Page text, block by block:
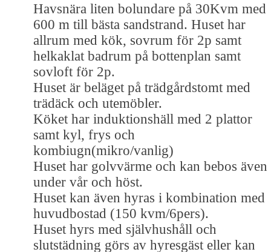
Havsnära liten bolundare på 30Kvm med
600 m till bästa sandstrand. Huset har
allrum med kök, sovrum för 2p samt
helkaklat badrum på bottenplan samt
sovloft för 2p.
Huset är beläget på trädgårdstomt med
trädäck och utemöbler.
Köket har induktionshäll med 2 plattor
samt kyl, frys och
kombiugn(mikro/vanlig)
Huset har golvvärme och kan bebos även
under vår och höst.
Huset kan även hyras i kombination med
huvudbostad (150 kvm/6pers).
Huset hyrs med självhushåll och
slutstädning görs av hyresgäst eller kan